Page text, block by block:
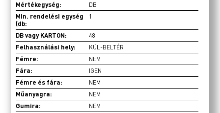
Mértékegység: DB
Min. rendelési egység
(db:
1
DB vagy KARTON: 48
Felhasználási hely: KÜL-BELTÉR
Fémre: NEM
Fára: IGEN
Fémre és fára: NEM
Műanyagra: NEM
Gumira: NEM